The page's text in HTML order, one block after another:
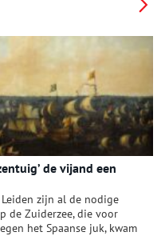
de vijand een
zijn al de nodige
de Zuiderzee, die voor
het Spaanse juk, kwam